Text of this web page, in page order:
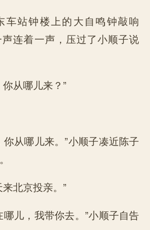
站钟楼上的大自鸣钟敲响
连着一声，压过了小顺子说
从哪儿来？”
从哪儿来。”小顺子凑近陈子
北京投亲。”
儿，我带你去。”小顺子自告